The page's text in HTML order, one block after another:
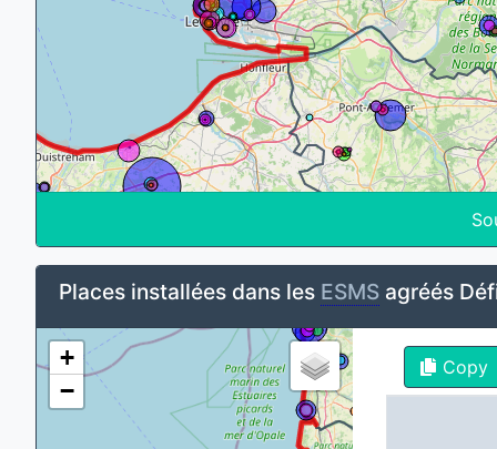
Places installées dans les ESMS agréés
+
−
Copy